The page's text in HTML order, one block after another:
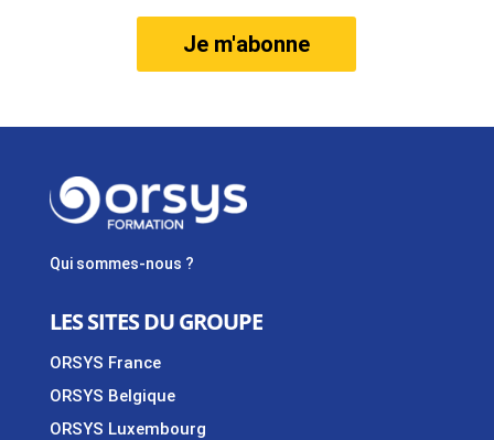
Je m'abonne
Qui sommes-nous ?
LES SITES DU GROUPE
ORSYS France
ORSYS Belgique
ORSYS Luxembourg